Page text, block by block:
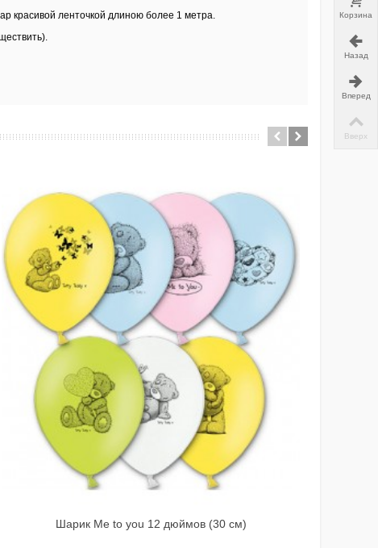
красивой ленточкой длиною более 1 метра.
Шарик Me to you 12 дюймов (30 см)
Корзина
Назад
Вперед
Вверх